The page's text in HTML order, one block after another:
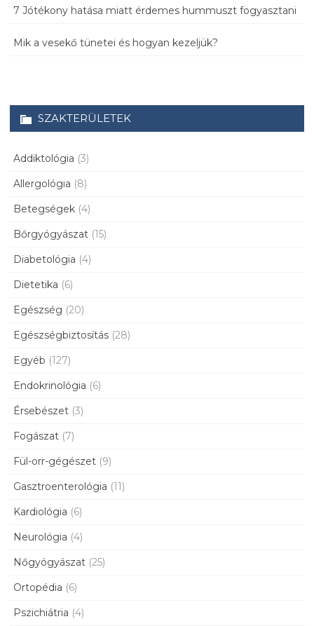
7 Jótékony hatása miatt érdemes hummuszt fogyasztani
Mik a vesekő tünetei és hogyan kezeljük?
SZAKTERÜLETEK
Addiktológia (3)
Allergológia (8)
Betegségek (4)
Bőrgyógyászat (15)
Diabetológia (4)
Dietetika (6)
Egészség (20)
Egészségbiztosítás (28)
Egyéb (127)
Endokrinológia (6)
Érsebészet (3)
Fogászat (7)
Fül-orr-gégészet (9)
Gasztroenterológia (11)
Kardiológia (6)
Neurológia (4)
Nőgyógyászat (25)
Ortopédia (6)
Pszichiátria (4)